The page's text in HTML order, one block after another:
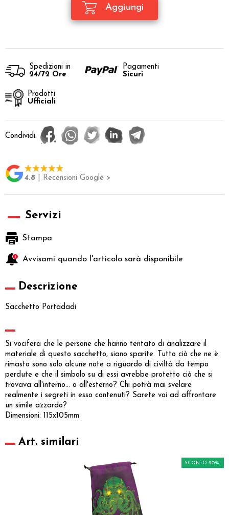
Spedizioni in
24/72 Ore
Pagamenti
Sicuri
Prodotti
Ufficiali
Condividi:
4.8 | Recensioni Google >
Servizi
Stampa
Avvisami quando l'articolo sarà disponibile
Descrizione
Sacchetto Portadadi
Si vocifera che le persone che hanno tentato di analizzare il
materiale di questo sacchetto, siano sparite. Tutto ciò che ne è
rimasto sono solo alcune note a riguardo di civiltà da tempo
perdute e che il simbolo su di essi avrebbe protetto ciò che si
trovava all'interno... o all'esterno? Chi potrà mai svelare
realmente i segreti in esso contenuti? Sarete voi ad affrontare
un simile azzardo?
Dimensioni: 115x105mm
Art. similari
SCONTO 20%